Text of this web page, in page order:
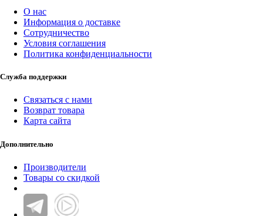
О нас
Информация о доставке
Сотрудничество
Условия соглашения
Политика конфиденциальности
Служба поддержки
Связаться с нами
Возврат товара
Карта сайта
Дополнительно
Производители
Товары со скидкой